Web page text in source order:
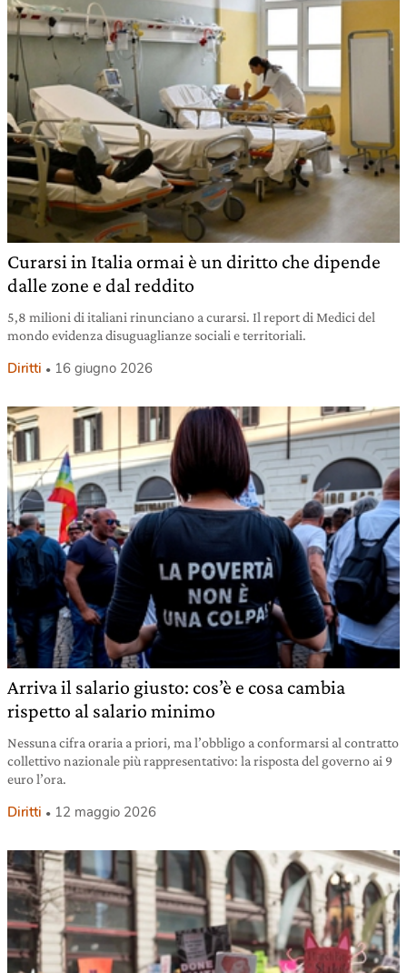
Curarsi in Italia ormai è un diritto che dipende
dalle zone e dal reddito
5,8 milioni di italiani rinunciano a curarsi. Il report di Medici del
mondo evidenza disuguaglianze sociali e territoriali.
Diritti 16 giugno 2026
Arriva il salario giusto: cos’è e cosa cambia
rispetto al salario minimo
Nessuna cifra oraria a priori, ma l’obbligo a conformarsi al contratto
collettivo nazionale più rappresentativo: la risposta del governo ai 9
euro l’ora.
Diritti 12 maggio 2026